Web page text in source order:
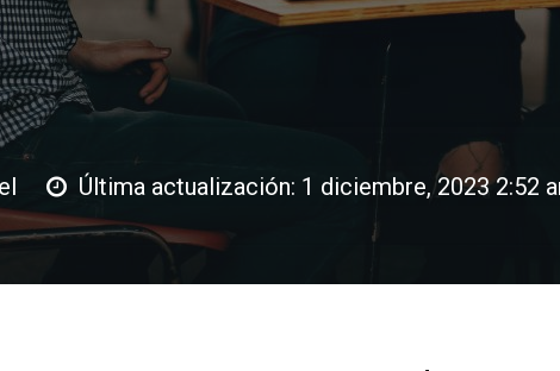
Última actualización: 1 diciembre, 2023 2:52